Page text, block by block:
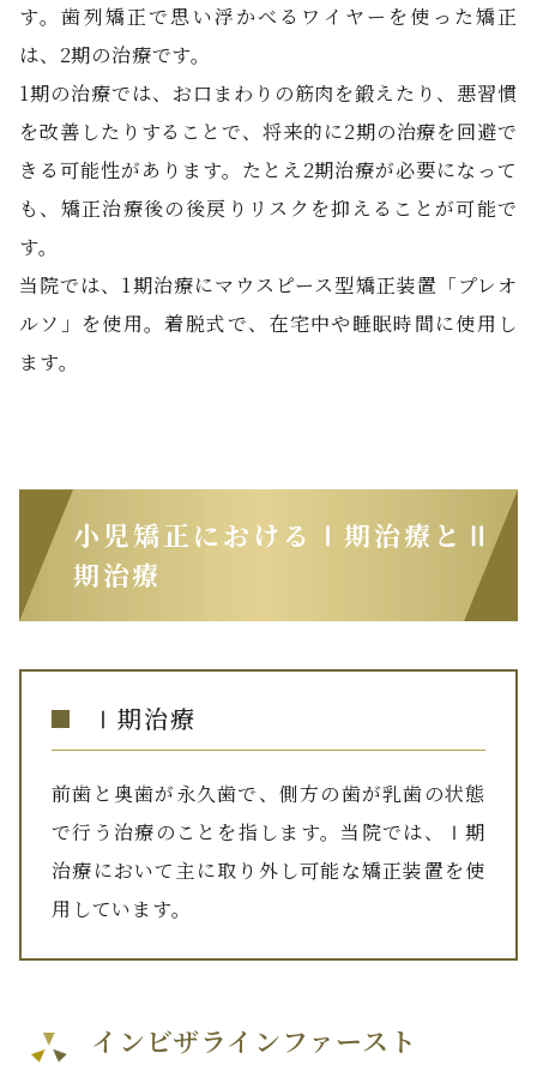
す。歯列矯正で思い浮かべるワイヤーを使った矯正
は、2期の治療です。
1期の治療では、お口まわりの筋肉を鍛えたり、悪習慣
を改善したりすることで、将来的に2期の治療を回避で
きる可能性があります。たとえ2期治療が必要になって
も、矯正治療後の後戻りリスクを抑えることが可能で
す。
当院では、1期治療にマウスピース型矯正装置「プレオ
ルソ」を使用。着脱式で、在宅中や睡眠時間に使用し
ます。
小児矯正におけるⅠ期治療とⅡ
期治療
Ⅰ期治療
前歯と奥歯が永久歯で、側方の歯が乳歯の状態
で行う治療のことを指します。当院では、Ⅰ期
治療において主に取り外し可能な矯正装置を使
用しています。
インビザラインファースト